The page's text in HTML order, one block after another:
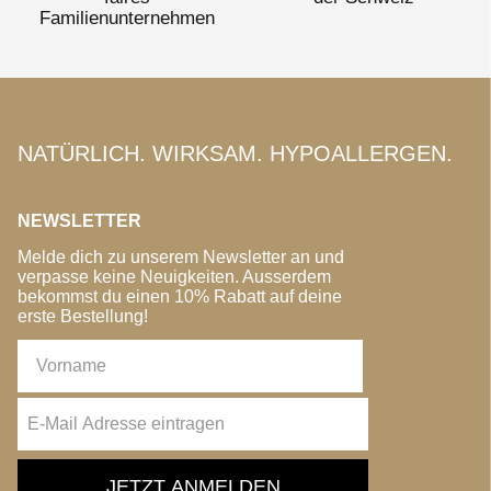
Familienunternehmen
NATÜRLICH. WIRKSAM. HYPOALLERGEN.
NEWSLETTER
Melde dich zu unserem Newsletter an und
verpasse keine Neuigkeiten. Ausserdem
bekommst du einen 10% Rabatt auf deine
erste Bestellung!